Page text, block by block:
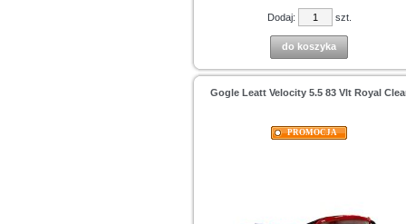
Dodaj: szt.
do koszyka
Gogle Leatt Velocity 5.5 83 Vlt Royal
PROMOCJA